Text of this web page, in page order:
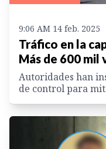
9:06 AM 14 feb. 2025
Tráfico en la
Más de 600 mil
Autoridades han
de control para